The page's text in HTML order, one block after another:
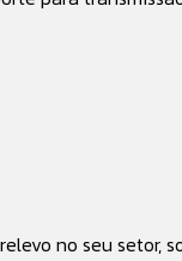
no seu setor,